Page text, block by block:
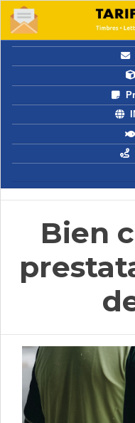
Bien